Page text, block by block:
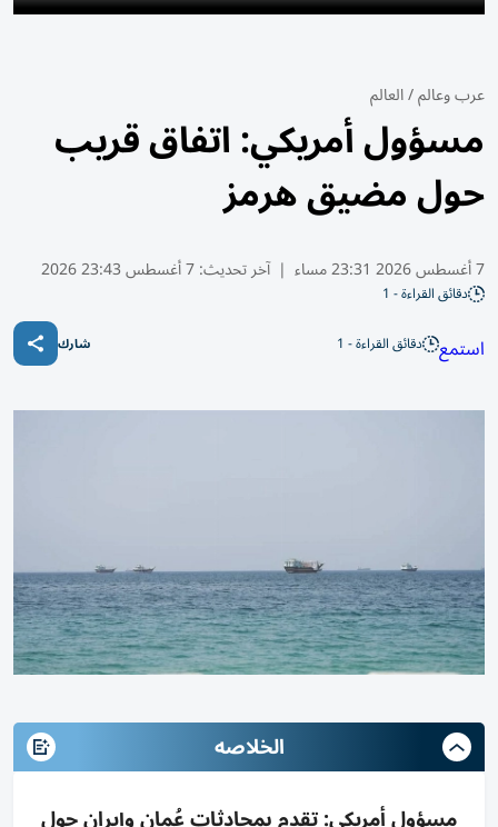
عرب وعالم/العالم
مسؤول أمريكي: اتفاق قريب
حول مضيق هرمز
7 أغسطس 2026 23:31 مساء | آخر تحديث:7 أغسطس 23:43 2026
دقائق القراءة - 1
استمع دقائق القراءة - 1 شارك
الخلاصه